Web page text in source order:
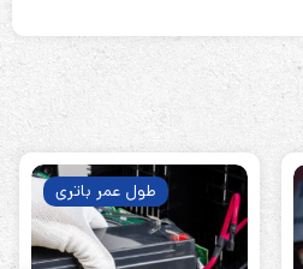
طول عمر باتری